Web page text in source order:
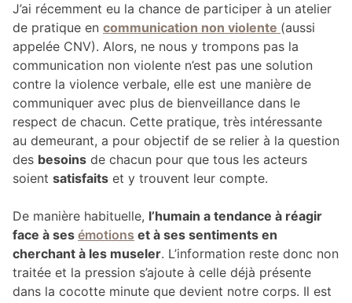
J’ai récemment eu la chance de participer à un atelier
de pratique en communication non violente (aussi
appelée CNV). Alors, ne nous y trompons pas la
communication non violente n’est pas une solution
contre la violence verbale, elle est une manière de
communiquer avec plus de bienveillance dans le
respect de chacun. Cette pratique, très intéressante
au demeurant, a pour objectif de se relier à la question
des besoins de chacun pour que tous les acteurs
soient satisfaits et y trouvent leur compte.
De manière habituelle, l’humain a tendance à réagir
face à ses émotions et à ses sentiments en
cherchant à les museler. L’information reste donc non
traitée et la pression s’ajoute à celle déjà présente
dans la cocotte minute que devient notre corps. Il est